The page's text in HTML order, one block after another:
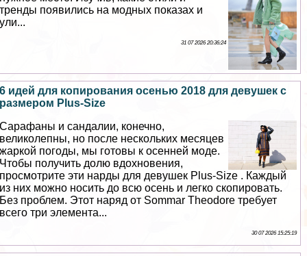
тренды появились на модных показах и
ули...
31 07 2026 20:36:24
6 идей для копирования осенью 2018 для дeвyшек с
размером Plus-Size
Сарафаны и сандалии, конечно,
великолепны, но после нескольких месяцев
жаркой погоды, мы готовы к осенней моде.
Чтобы получить долю вдохновения,
просмотрите эти нарды для дeвyшек Plus-Size . Каждый
из них можно носить до всю осень и легко скопировать.
Без проблем. Этот наряд от Sommar Theodore требует
всего три элемента...
30 07 2026 15:25:19